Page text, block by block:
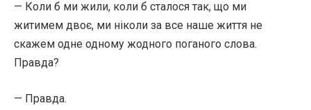
— Коли б ми жили, коли б сталося так, що ми
житимем двоє, ми ніколи за все наше життя не
скажем одне одному жодного поганого слова.
Правда?
— Правда.